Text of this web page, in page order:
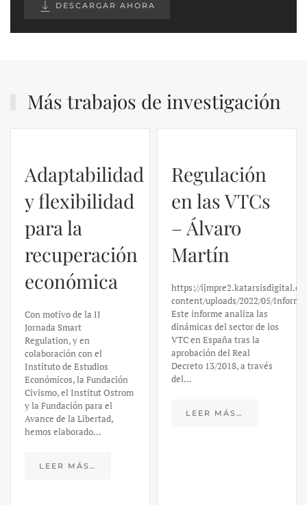
DESCARGAR AHORA
Más trabajos de investigación
Adaptabilidad
y flexibilidad
para la
recuperación
económica
Con motivo de la II
Jornada Smart
Regulation, y en
colaboración con el
Instituto de Estudios
Económicos, la Fundación
Civismo, el Institut Ostrom
y la Fundación para el
Avance de la Libertad,
hemos elaborado…
LEER MÁS…
Regulación
en las VTCs
– Álvaro
Martín
https://
content/uploads/2022/05/
Este informe analiza las
dinámicas del sector de los
VTC en España tras la
aprobación del Real
Decreto 13/2018, a través
del…
LEER MÁS…